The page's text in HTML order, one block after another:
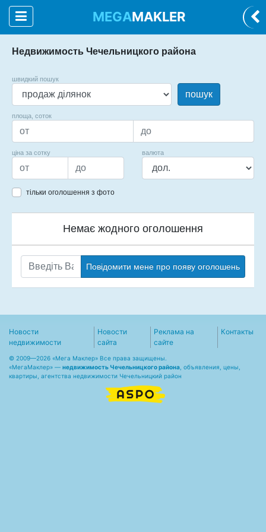
MEGAMAKLER
Недвижимость Чечельницкого района
швидкий пошук
пошук
площа, соток
ціна за сотку валюта
тільки оголошення з фото
Немає жодного оголошення
Повідомити мене про появу оголошень
Новости
недвижимости
Новости
сайта
Реклама на
сайте
Контакты
© 2009—2026 «Мега Маклер» Все права защищены.
«МегаМаклер» — недвижимость Чечельницкого района , объявления, цены,
квартиры, агентства недвижимости Чечельницкий район